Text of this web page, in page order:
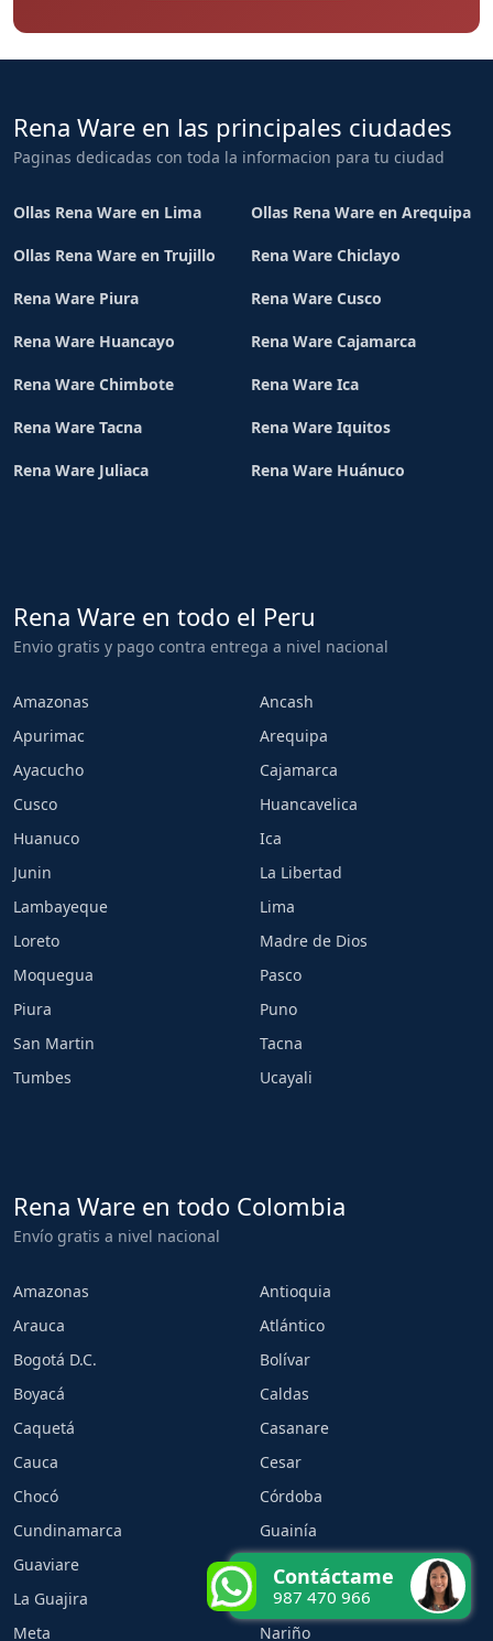
Rena Ware en las principales ciudades
Paginas dedicadas con toda la informacion para tu ciudad
Ollas Rena Ware en Lima Ollas Rena Ware en Arequipa
Ollas Rena Ware en Trujillo Rena Ware Chiclayo
Rena Ware Piura Rena Ware Cusco
Rena Ware Huancayo Rena Ware Cajamarca
Rena Ware Chimbote Rena Ware Ica
Rena Ware Tacna Rena Ware Iquitos
Rena Ware Juliaca Rena Ware Huánuco
Rena Ware en todo el Peru
Envio gratis y pago contra entrega a nivel nacional
Amazonas
Ancash
Apurimac
Arequipa
Ayacucho
Cajamarca
Cusco
Huancavelica
Huanuco
Ica
Junin
La Libertad
Lambayeque
Lima
Loreto
Madre de Dios
Moquegua
Pasco
Piura
Puno
San Martin
Tacna
Tumbes
Ucayali
Rena Ware en todo Colombia
Envío gratis a nivel nacional
Amazonas
Antioquia
Arauca
Atlántico
Bogotá D.C.
Bolívar
Boyacá
Caldas
Caquetá
Casanare
Cauca
Cesar
Chocó
Córdoba
Cundinamarca
Guainía
Guaviare
Huila
La Guajira
Magdalena
Meta
Nariño
Contáctame
987 470 966